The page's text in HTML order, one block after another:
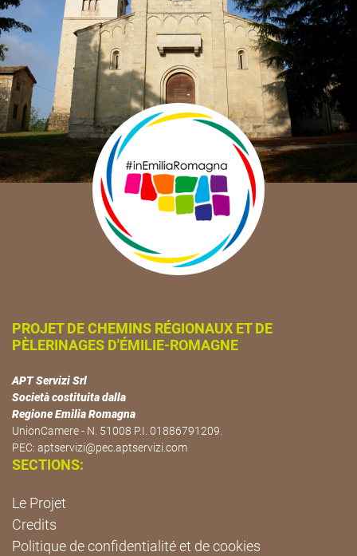
PROJET DE CHEMINS RÉGIONAUX ET DE
PÈLERINAGES D'ÉMILIE-ROMAGNE
APT Servizi Srl
Società costituita dalla
Regione Emilia Romagna
UnionCamere - N. 51008 P.I. 01886791209.
PEC: aptservizi@pec.aptservizi.com
SECTIONS:
Le Projet
Credits
Politique de confidentialité et de cookies